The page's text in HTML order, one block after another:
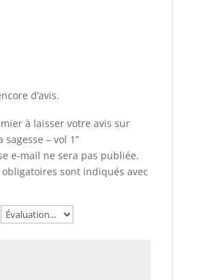
d’avis.
à laisser votre avis sur
sagesse – vol 1”
e-mail ne sera pas publiée.
obligatoires sont indiqués avec